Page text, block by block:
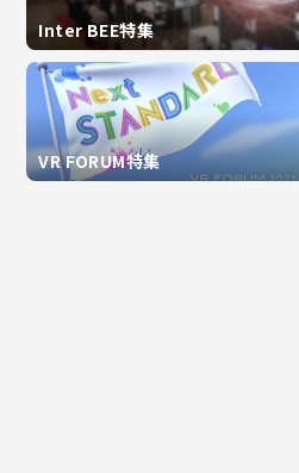
Inter BEE特集
VR FORUM特集